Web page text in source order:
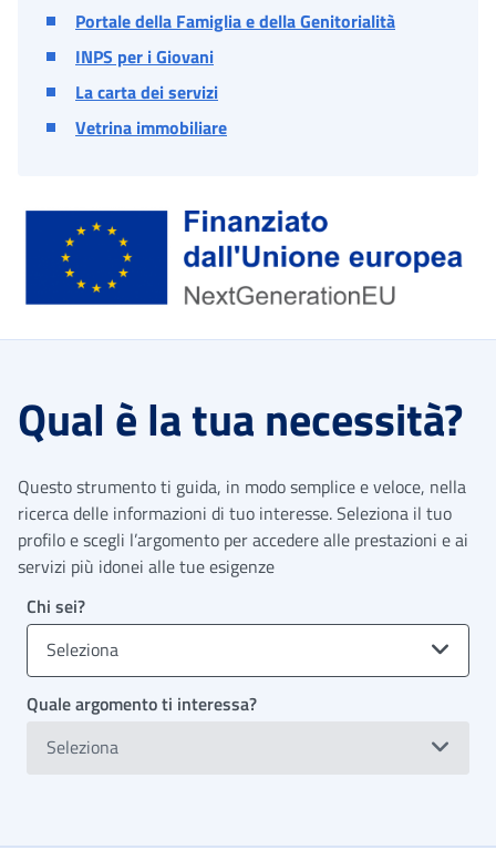
Portale della Famiglia e della Genitorialità
INPS per i Giovani
La carta dei servizi
Vetrina immobiliare
Qual è la tua necessità?
Questo strumento ti guida, in modo semplice e veloce, nella
ricerca delle informazioni di tuo interesse. Seleziona il tuo
profilo e scegli l’argomento per accedere alle prestazioni e ai
servizi più idonei alle tue esigenze
Chi sei?
Seleziona
Quale argomento ti interessa?
Seleziona